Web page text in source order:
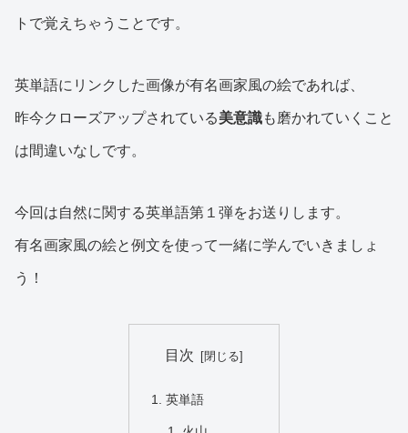
トで覚えちゃうことです。
英単語にリンクした画像が有名画家風の絵であれば、
昨今クローズアップされている美意識も磨かれていくこと
は間違いなしです。
今回は自然に関する英単語第１弾をお送りします。
有名画家風の絵と例文を使って一緒に学んでいきましょ
う！
目次
英単語